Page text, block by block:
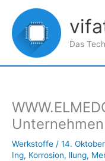
Inhalt
springen
Das
Werkstoffe / 14.
Ing, Korrosion, llung,